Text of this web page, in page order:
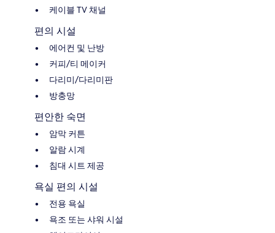
케이블 TV 채널
편의 시설
에어컨 및 난방
커피/티 메이커
다리미/다리미판
방충망
편안한 숙면
암막 커튼
알람 시계
침대 시트 제공
욕실 편의 시설
전용 욕실
욕조 또는 샤워 시설